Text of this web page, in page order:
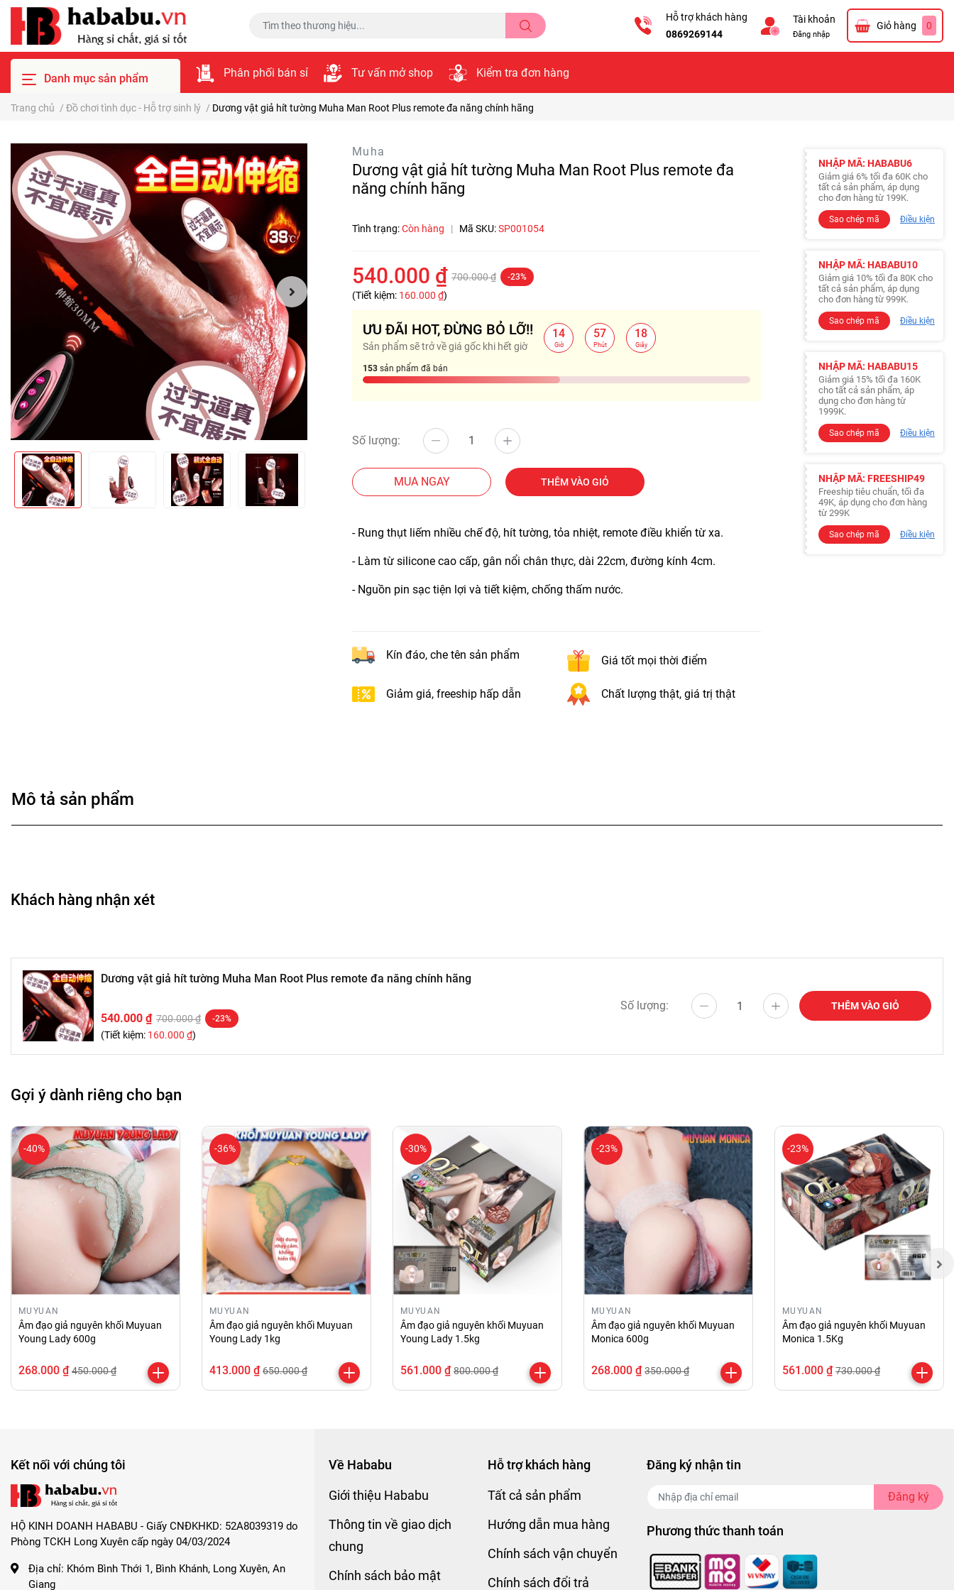
Hỗ trợ khách hàng
0869269144
Tài khoản
Đăng nhập
Giỏ hàng 0
Danh mục sản phẩm Phân phối bán sỉ Tư vấn mở shop Kiểm tra đơn hàng
Trang chủ / Đồ chơi tình dục - Hỗ trợ sinh lý / Dương vật giả hít tường Muha Man Root Plus remote đa năng chính hãng
Muha
Dương vật giả hít tường Muha Man Root Plus remote đa
năng chính hãng
Tình trạng:Còn hàng | Mã SKU:SP001054
540.000 ₫ 700.000 ₫ -23%
(Tiết kiệm: 160.000 ₫)
ƯU ĐÃI HOT, ĐỪNG BỎ LỠ!!
Sản phẩm sẽ trở về giá gốc khi hết giờ
14
Giờ
57
Phút
17
Giây
153 sản phẩm đã bán
Số lượng:
MUA NGAY THÊM VÀO GIỎ
- Rung thụt liếm nhiều chế độ, hít tường, tỏa nhiệt, remote điều khiển từ xa.
- Làm từ silicone cao cấp, gân nổi chân thực, dài 22cm, đường kính 4cm.
- Nguồn pin sạc tiện lợi và tiết kiệm, chống thấm nước.
Kín đáo, che tên sản phẩm Giá tốt mọi thời điểm
Giảm giá, freeship hấp dẫn Chất lượng thật, giá trị thật
NHẬP MÃ: HABABU6
Giảm giá 6% tối đa 60K cho
tất cả sản phẩm, áp dụng
cho đơn hàng từ 199K.
Sao chép mã Điều kiện
NHẬP MÃ: HABABU10
Giảm giá 10% tối đa 80K cho
tất cả sản phẩm, áp dụng
cho đơn hàng từ 999K.
Sao chép mã Điều kiện
NHẬP MÃ: HABABU15
Giảm giá 15% tối đa 160K
cho tất cả sản phẩm, áp
dụng cho đơn hàng từ
1999K.
Sao chép mã Điều kiện
NHẬP MÃ: FREESHIP49
Freeship tiêu chuẩn, tối đa
49K, áp dụng cho đơn hàng
từ 299K
Sao chép mã Điều kiện
Mô tả sản phẩm
Khách hàng nhận xét
Dương vật giả hít tường Muha Man Root Plus remote đa năng chính hãng
540.000 ₫ 700.000 ₫ -23%
(Tiết kiệm: 160.000 ₫)
Số lượng: THÊM VÀO GIỎ
Gợi ý dành riêng cho bạn
-40%
MUYUAN
Âm đạo giả nguyên khối Muyuan
Young Lady 600g
268.000 ₫ 450.000 ₫
-36%
MUYUAN
Âm đạo giả nguyên khối Muyuan
Young Lady 1kg
413.000 ₫ 650.000 ₫
-30%
MUYUAN
Âm đạo giả nguyên khối Muyuan
Young Lady 1.5kg
561.000 ₫ 800.000 ₫
-23%
MUYUAN
Âm đạo giả nguyên khối Muyuan
Monica 600g
268.000 ₫ 350.000 ₫
-23%
MUYUAN
Âm đạo giả nguyên khối Muyuan
Monica 1.5Kg
561.000 ₫ 730.000 ₫
Kết nối với chúng tôi
HỘ KINH DOANH HABABU - Giấy CNĐKHKD: 52A8039319 do
Phòng TCKH Long Xuyên cấp ngày 04/03/2024
Địa chỉ: Khóm Bình Thới 1, Bình Khánh, Long Xuyên, An
Giang
Về Hababu
Giới thiệu Hababu
Thông tin về giao dịch
chung
Chính sách bảo mật
Hỗ trợ khách hàng
Tất cả sản phẩm
Hướng dẫn mua hàng
Chính sách vận chuyển
Chính sách đổi trả
Đăng ký nhận tin
Đăng ký
Phương thức thanh toán